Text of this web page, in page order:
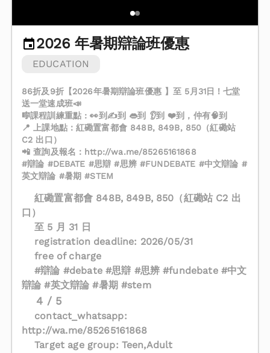
2026 年暑期辯論班優惠
EDUCATION
86折及9折【2026年暑期辯論班優惠 】至 5月31日！七堂
送一堂速成班📣
🎼課程訓練重點 : 👀到✍️到 👄到 👂到 ❤️到，仲有🧠到
📍 上課地點：紅磡置富都會 848B, 849B, 850（紅磡站
C2 出口）
📲 查詢及報名：http://wa.me/85265161868
#辯論 #DEBATE #思辯 #思辨 #FUNDEBATE #中文辯論 #
英文辯論 #暑期 #STEM
紅磡置富都會 848B, 849B, 850（紅磡站 C2 出
口）
至 5 月 31 日
registration deadline: 2026/05/31
free of charge
#辯論 #debate #思辯 #思辨 #fundebate #中文
辯論 #英文辯論 #暑期 #stem
4 / 5
contact_whatsapp:
http://wa.me/85265161868
Target age group: Teen,Adult